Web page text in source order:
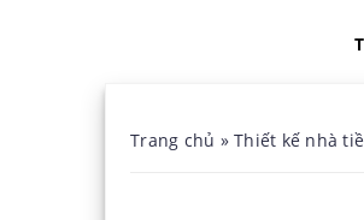
Trang chủ » Thiết kế nhà